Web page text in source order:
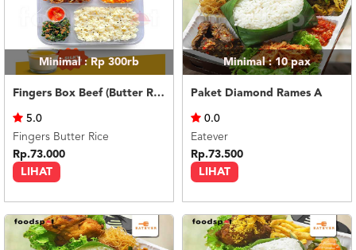
Minimal : Rp 300rb
Fingers Box Beef (Butter Rice) Silky Pudding
LIHAT
5.0
Fingers Butter Rice
Rp.73.000
Minimal : 10pax
Paket Diamond Rames A
LIHAT
0.0
Eatever
Rp.73.500